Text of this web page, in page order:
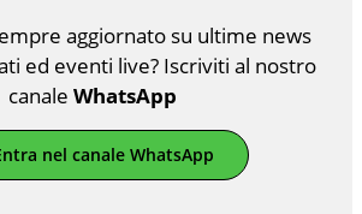
aggiornato su ultime news
ed eventi live? Iscriviti al nostro
canale WhatsApp
nel canale WhatsApp